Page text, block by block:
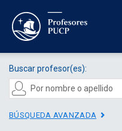
Buscar profesor(es):
BÚSQUEDA AVANZADA